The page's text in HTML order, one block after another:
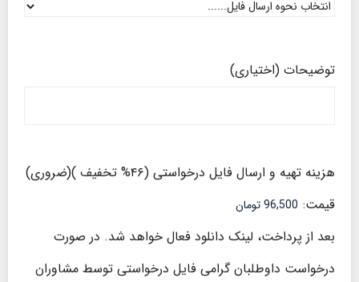
توضیحات (اختیاری)
هزینه تهیه و ارسال فایل درخواستی (۴۶% تخفیف )
(ضروری)
قیمت:
بعد از پرداخت، لینک دانلود فعال خواهد شد. در صورت
درخواست داوطلبان گرامی فایل درخواستی توسط مشاوران